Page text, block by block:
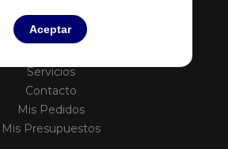
Aceptar
Inicio
Servicios
Contacto
Mis Pedidos
Mis Presupuestos